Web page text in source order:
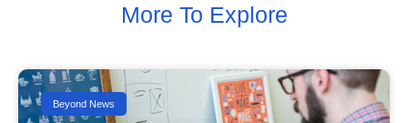
More To Explore
Beyond News